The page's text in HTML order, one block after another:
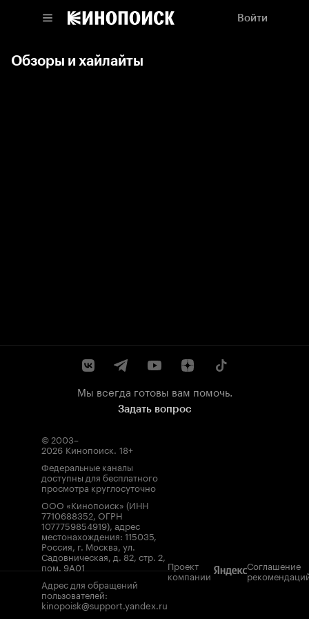
Войти
Обзоры и хайлайты
Мы всегда готовы вам помочь.
Задать вопрос
© 2003–
2026 Кинопоиск. 18+
Федеральные каналы
доступны для бесплатного
просмотра круглосуточно
ООО «Кинопоиск» (ИНН
7710688352, ОГРН
1077759854919), адрес
местонахождения: 115035,
Россия, г. Москва, ул.
Садовническая, д. 82, стр. 2,
пом. 9А01
Адрес для обращений
пользователей:
kinopoisk@support.yandex.ru
Проект
компании
Соглашение